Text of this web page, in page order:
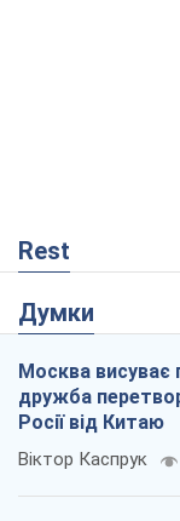
Rest
Думки
Москва висуває
дружба
Росії від Китаю
Віктор Каспрук